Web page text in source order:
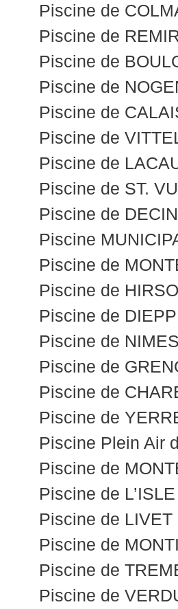
Piscine de
Piscine de
Piscine de
Piscine de
Piscine de
Piscine de
Piscine de
Piscine de ST.
Piscine de
Piscine
Piscine de
Piscine de
Piscine de
Piscine de
Piscine de
Piscine de
Piscine de
Piscine Plein Air
Piscine de
Piscine de
Piscine de LIVET
Piscine de
Piscine de
Piscine de